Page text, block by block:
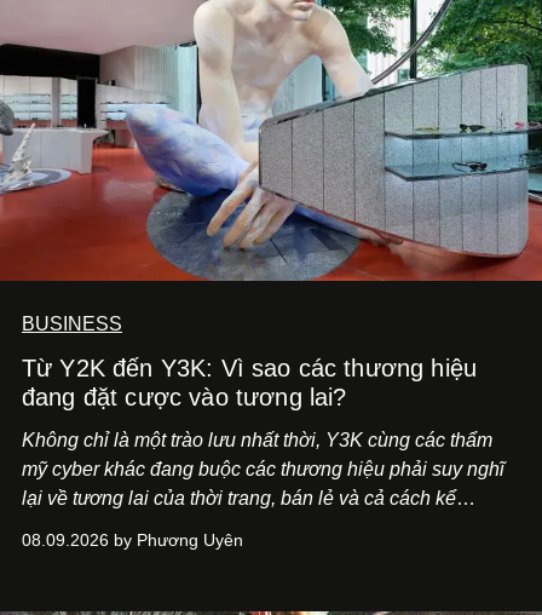
BUSINESS
Từ Y2K đến Y3K: Vì sao các thương hiệu
đang đặt cược vào tương lai?
Không chỉ là một trào lưu nhất thời, Y3K cùng các thẩm
mỹ cyber khác đang buộc các thương hiệu phải suy nghĩ
lại về tương lai của thời trang, bán lẻ và cả cách kể
08.09.2026 by Phương Uyên